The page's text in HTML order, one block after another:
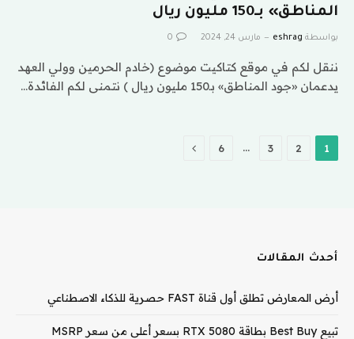
المناطق» بـ150 مليون ريال
بواسطة eshrag مارس 24, 2024 0
ننقل لكم في موقع كتاكيت موضوع (خادم الحرمين وولي العهد
يدعمان «جود المناطق» بـ150 مليون ريال ) نتمنى لكم الفائدة…
1
2
3
…
6 التالي
أحدث المقالات
أرض المعارض تطلق أول قناة FAST حصرية للذكاء الاصطناعي
تبيع Best Buy بطاقة RTX 5080 بسعر أعلى من سعر MSRP